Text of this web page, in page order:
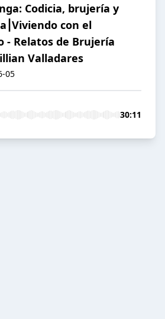
Codicia, brujería y
con el
- Relatos de Brujería
Valladares
05
30:11